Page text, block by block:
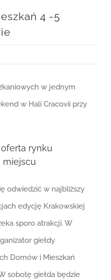
4 -5
w jednym
w Hali Cracovii przy
rynku
odwiedzić w najbliższy
edycję Krakowskiej
sporo atrakcji. W
giełdy
Domów i Mieszkań
sobotę giełda będzie